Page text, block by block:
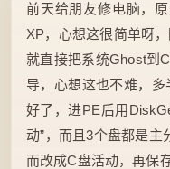
前天给朋友修电脑，
XP，心想这很简单呀
就直接把系统Ghost到
导，心想这也不难，
好了，进PE后用
动”，而且3个盘都是
而改成C盘活动，再保